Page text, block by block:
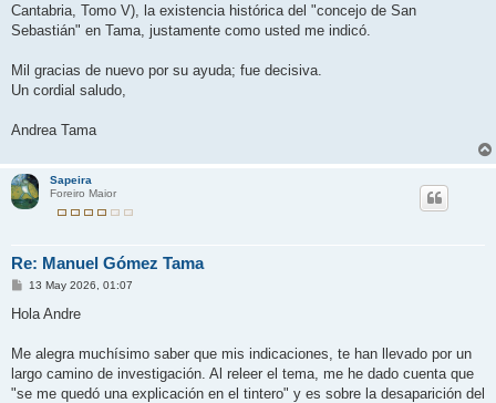
Cantabria, Tomo V), la existencia histórica del "concejo de San
Sebastián" en Tama, justamente como usted me indicó.
Mil gracias de nuevo por su ayuda; fue decisiva.
Un cordial saludo,
Andrea Tama
Sapeira
Foreiro Maior
Re: Manuel Gómez Tama
M
n
j
13 May 2026, 01:07
Hola Andre
Me alegra muchísimo saber que mis indicaciones, te han llevado por un
largo camino de investigación. Al releer el tema, me he dado cuenta que
"se me quedó una explicación en el tintero" y es sobre la desaparición del